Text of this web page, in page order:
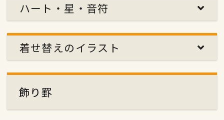
ハート・星・音符
着せ替えのイラスト
飾り罫